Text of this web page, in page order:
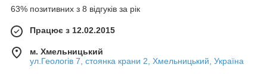
63% позитивних з 8 відгуків за рік
Працює з 12.02.2015
м. Хмельницький
ул.Геологів 7, стоянка крани 2, Хмельницький, Україна